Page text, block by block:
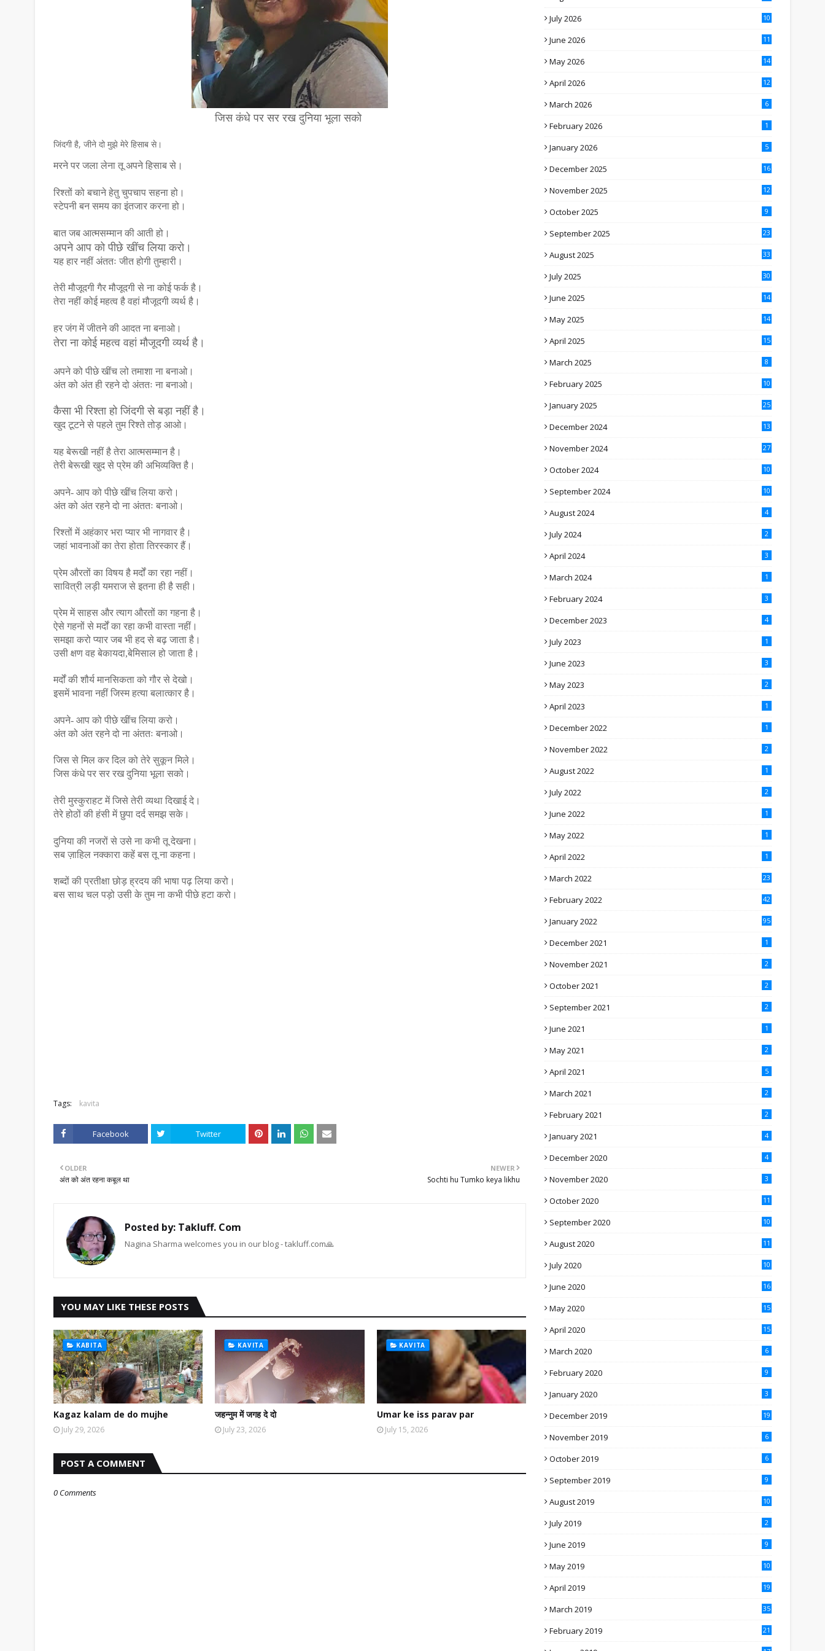
जिस कंधे पर सर रख दुनिया भूला सको
जिंदगी है, जीने दो मुझे मेरे हिसाब से।
मरने पर जला लेना तू अपने हिसाब से।
रिश्तों को बचाने हेतु चुपचाप सहना हो।
स्टेपनी बन समय का इंतजार करना हो।
बात जब आत्मसम्मान की आती हो।
अपने आप को पीछे खींच लिया करो।
यह हार नहीं अंततः जीत होगी तुम्हारी।
तेरी मौजूदगी गैर मौजूदगी से ना कोई फर्क है।
तेरा नहीं कोई महत्व है वहां मौजूदगी व्यर्थ है।
हर जंग में जीतने की आदत ना बनाओ।
तेरा ना कोई महत्व वहां मौजूदगी व्यर्थ है।
अपने को पीछे खींच लो तमाशा ना बनाओ।
अंत को अंत ही रहने दो अंततः ना बनाओ।
कैसा भी रिश्ता हो जिंदगी से बड़ा नहीं है।
खुद टूटने से पहले तुम रिश्ते तोड़ आओ।
यह बेरूखी नहीं है तेरा आत्मसम्मान है।
तेरी बेरूखी खुद से प्रेम की अभिव्यक्ति है।
अपने- आप को पीछे खींच लिया करो।
अंत को अंत रहने दो ना अंततः बनाओ।
रिश्तों में अहंकार भरा प्यार भी नागवार है।
जहां भावनाओं का तेरा होता तिरस्कार हैं।
प्रेम औरतों का विषय है मर्दों का रहा नहीं।
सावित्री लड़ी यमराज से इतना ही है सही।
प्रेम में साहस और त्याग औरतों का गहना है।
ऐसे गहनों से मर्दों का रहा कभी वास्ता नहीं।
समझा करो प्यार जब भी हद से बढ़ जाता है।
उसी क्षण वह बेकायदा,बेमिसाल हो जाता है।
मर्दों की शौर्य मानसिकता को गौर से देखो।
इसमें भावना नहीं जिस्म हत्या बलात्कार है।
अपने- आप को पीछे खींच लिया करो।
अंत को अंत रहने दो ना अंततः बनाओ।
जिस से मिल कर दिल को तेरे सुकून मिले।
जिस कंधे पर सर रख दुनिया भूला सको।
तेरी मुस्कुराहट में जिसे तेरी व्यथा दिखाई दे।
तेरे होठों की हंसी में छुपा दर्द समझ सके।
दुनिया की नजरों से उसे ना कभी तू देखना।
सब ज़ाहिल नक्कारा कहें बस तू ना कहना।
शब्दों की प्रतीक्षा छोड़ ह्रदय की भाषा पढ़ लिया करो।
बस साथ चल पड़ो उसी के तुम ना कभी पीछे हटा करो।
Tags: kavita
Facebook Twitter
NEWER
Sochti hu Tumko keya likhu
OLDER
अंत को अंत रहना कबूल था
Posted by: Takluff. Com
Nagina Sharma welcomes you in our blog - takluff.com🙏
YOU MAY LIKE THESE POSTS
KABITA
Kagaz kalam de do mujhe
July 29, 2026
KAVITA
जहन्नुम में जगह दे दो
July 23, 2026
KAVITA
Umar ke iss parav par
July 15, 2026
POST A COMMENT
0 Comments
July 2026 10
June 2026 11
May 2026 14
April 2026 12
March 2026 6
February 2026 1
January 2026 5
December 2025 16
November 2025 12
October 2025 9
September 2025 23
August 2025 33
July 2025 30
June 2025 14
May 2025 14
April 2025 15
March 2025 8
February 2025 10
January 2025 25
December 2024 13
November 2024 27
October 2024 10
September 2024 10
August 2024 4
July 2024 2
April 2024 3
March 2024 1
February 2024 3
December 2023 4
July 2023 1
June 2023 3
May 2023 2
April 2023 1
December 2022 1
November 2022 2
August 2022 1
July 2022 2
June 2022 1
May 2022 1
April 2022 1
March 2022 23
February 2022 42
January 2022 95
December 2021 1
November 2021 2
October 2021 2
September 2021 2
June 2021 1
May 2021 2
April 2021 5
March 2021 2
February 2021 2
January 2021 4
December 2020 4
November 2020 3
October 2020 11
September 2020 10
August 2020 11
July 2020 10
June 2020 16
May 2020 15
April 2020 15
March 2020 6
February 2020 9
January 2020 3
December 2019 19
November 2019 6
October 2019 6
September 2019 9
August 2019 10
July 2019 2
June 2019 9
May 2019 10
April 2019 19
March 2019 35
February 2019 21